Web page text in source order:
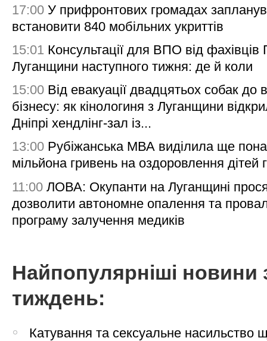
17:00 У прифронтових громадах
встановити 840 мобільних укриттів
15:01 Консультації для ВПО від
Луганщини наступного тижня: де й коли
15:00 Від евакуації двадцятьох собак до
бізнесу: як кінологиня з Луганщини
Дніпрі хендлінг-зал із...
13:00 Рубіжанська МВА виділила ще
мільйона гривень на оздоровлення дітей
11:00 ЛОВА: Окупанти на Луганщині
дозволити автономне опалення та
програму залучення медиків
Найпопулярніші новини
тиждень:
Катування та сексуальне насильство